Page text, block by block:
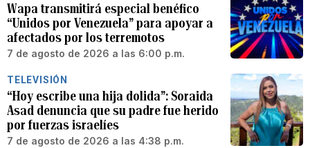
Wapa transmitirá especial benéfico
“Unidos por Venezuela” para apoyar a
afectados por los terremotos
7 de agosto de 2026 a las 6:00 p.m.
TELEVISIÓN
“Hoy escribe una hija dolida”: Soraida
Asad denuncia que su padre fue herido
por fuerzas israelíes
7 de agosto de 2026 a las 4:38 p.m.